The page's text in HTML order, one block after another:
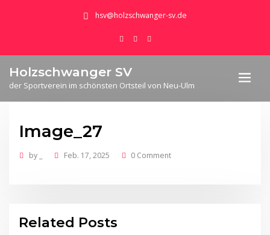
hsv@holzschwanger-sv.de
Holzschwanger SV
der Sportverein im schönsten Ortsteil von Neu-Ulm
Image_27
by Feb. 17, 2025 0 Comment
Related Posts